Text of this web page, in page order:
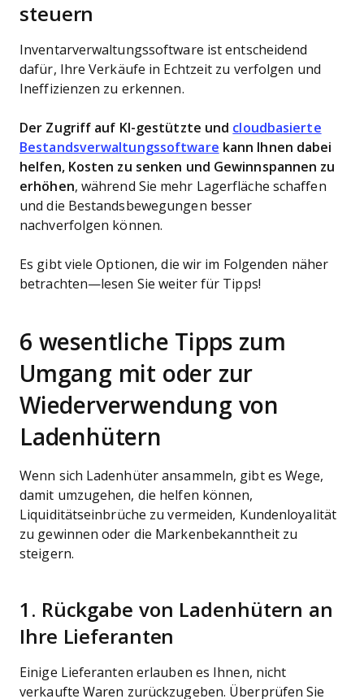
steuern
Inventarverwaltungssoftware ist entscheidend
dafür, Ihre Verkäufe in Echtzeit zu verfolgen und
Ineffizienzen zu erkennen.
Der Zugriff auf KI-gestützte und cloudbasierte
Bestandsverwaltungssoftware kann Ihnen dabei
helfen, Kosten zu senken und Gewinnspannen zu
erhöhen, während Sie mehr Lagerfläche schaffen
und die Bestandsbewegungen besser
nachverfolgen können.
Es gibt viele Optionen, die wir im Folgenden näher
betrachten—lesen Sie weiter für Tipps!
6 wesentliche Tipps zum
Umgang mit oder zur
Wiederverwendung von
Ladenhütern
Wenn sich Ladenhüter ansammeln, gibt es Wege,
damit umzugehen, die helfen können,
Liquiditätseinbrüche zu vermeiden, Kundenloyalität
zu gewinnen oder die Markenbekanntheit zu
steigern.
1. Rückgabe von Ladenhütern an
Ihre Lieferanten
Einige Lieferanten erlauben es Ihnen, nicht
verkaufte Waren zurückzugeben. Überprüfen Sie